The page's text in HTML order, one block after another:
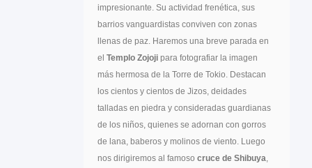
impresionante. Su actividad frenética, sus
barrios vanguardistas conviven con zonas
llenas de paz. Haremos una breve parada en
el Templo Zojoji para fotografiar la imagen
más hermosa de la Torre de Tokio. Destacan
los cientos y cientos de Jizos, deidades
talladas en piedra y consideradas guardianas
de los niños, quienes se adornan con gorros
de lana, baberos y molinos de viento. Luego
nos dirigiremos al famoso cruce de Shibuya